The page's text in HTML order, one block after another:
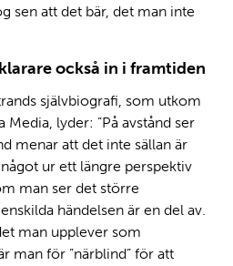
sen att det bär, det man inte
också in i framtiden
självbiografi, som utkom
Media, lyder: ”På avstånd ser
menar att det inte sällan är
ur ett längre perspektiv
man ser det större
händelsen är en del av.
man upplever som
man för ”närblind” för att